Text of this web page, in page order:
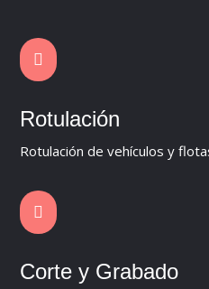

Rotulación
Rotulación de vehículos y

Corte y Grabado